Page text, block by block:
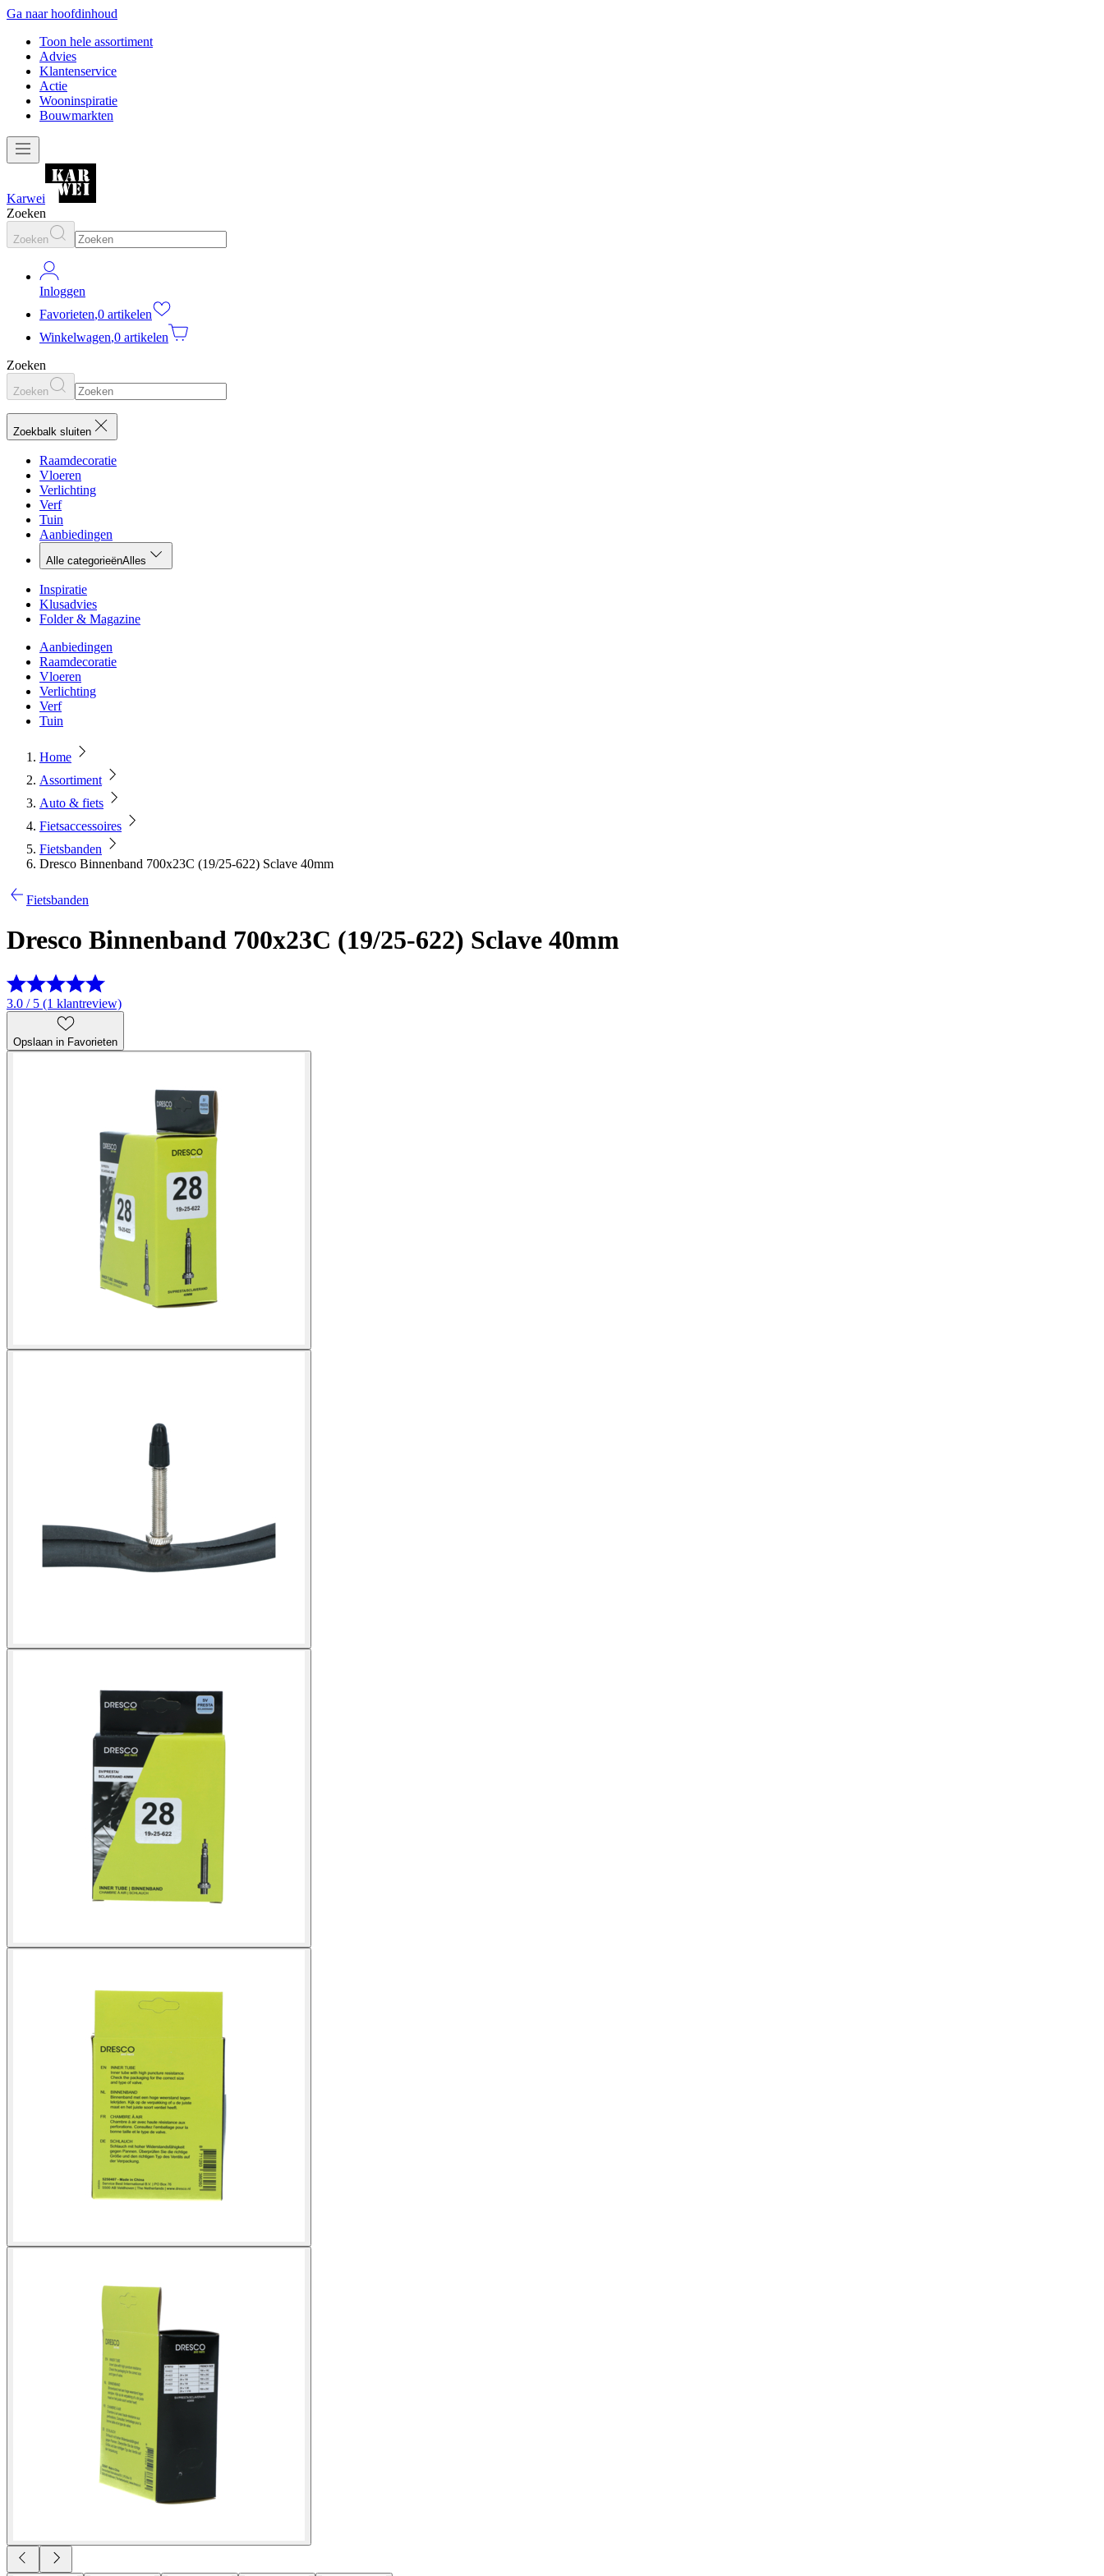
Ga naar hoofdinhoud
Toon hele assortiment
Advies
Klantenservice
Actie
Wooninspiratie
Bouwmarkten
Karwei
Zoeken
Zoeken
Inloggen
Favorieten,0 artikelen
Winkelwagen,0 artikelen
Zoeken
Zoeken
Zoekbalk sluiten
Raamdecoratie
Vloeren
Verlichting
Verf
Tuin
Aanbiedingen
Alle categorieënAlles
Inspiratie
Klusadvies
Folder & Magazine
Aanbiedingen
Raamdecoratie
Vloeren
Verlichting
Verf
Tuin
Home
Assortiment
Auto & fiets
Fietsaccessoires
Fietsbanden
Dresco Binnenband 700x23C (19/25-622) Sclave 40mm
Fietsbanden
Dresco Binnenband 700x23C (19/25-622) Sclave 40mm
3.0 / 5 (1 klantreview)
Opslaan in Favorieten